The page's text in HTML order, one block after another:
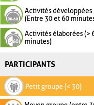
Activités développées
(Entre 30 et 60
Activités élaborées (>
minutes)
PARTICIPANTS
Petit groupe (< 30)